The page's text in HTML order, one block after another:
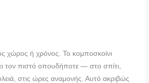
χώρος ή χρόνος. Το κομποσκοίνι
τον πιστό οπουδήποτε — στο σπίτι,
στις ώρες αναμονής. Αυτό ακριβώς